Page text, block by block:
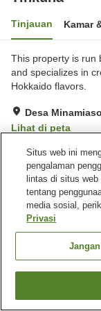
Tinjauan Kamar
This property is run
and specializes in
Hokkaido flavors.
Desa
Lihat di peta
Luar biasa
Fasilitas properti
Tempat parkir
Jepang
Situs web ini
pengalaman
lintas di situs
tentang
media sosial,
Privasi